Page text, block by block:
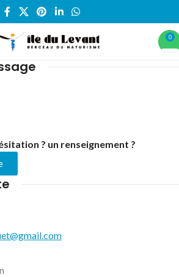
0
? un renseignement ?